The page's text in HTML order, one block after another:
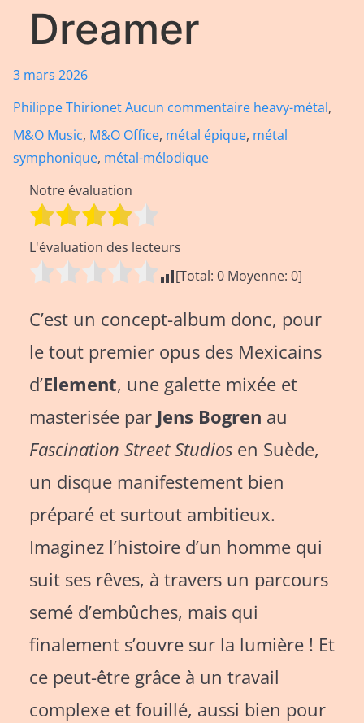
Dreamer
3 mars 2026
Philippe ThirionetAucun commentaire heavy-métal,
M&O Music, M&O Office, métal épique, métal
symphonique, métal-mélodique
Notre évaluation
L'évaluation des lecteurs
[Total: 0 Moyenne: 0]
C’est un concept-album donc, pour
le tout premier opus des Mexicains
d’Element, une galette mixée et
masterisée par Jens Bogren au
Fascination Street Studios en Suède,
un disque manifestement bien
préparé et surtout ambitieux.
Imaginez l’histoire d’un homme qui
suit ses rêves, à travers un parcours
semé d’embûches, mais qui
finalement s’ouvre sur la lumière ! Et
ce peut-être grâce à un travail
complexe et fouillé, aussi bien pour